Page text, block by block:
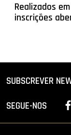
Realizados
inscrições
SUBSCREVER
SEGUE-NOS